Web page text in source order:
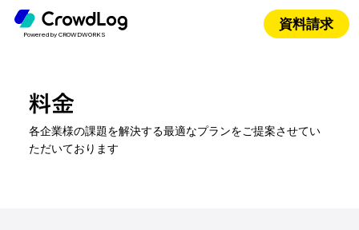
Powered by CROWDWORKS
資料請求
各企業様の課題を解決する最適なプランをご提案させてい
ただいております